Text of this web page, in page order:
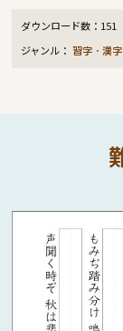
ダウンロード数： 151
ジャンル：習字・漢字